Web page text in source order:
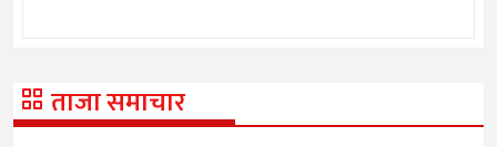
ताजा समाचार